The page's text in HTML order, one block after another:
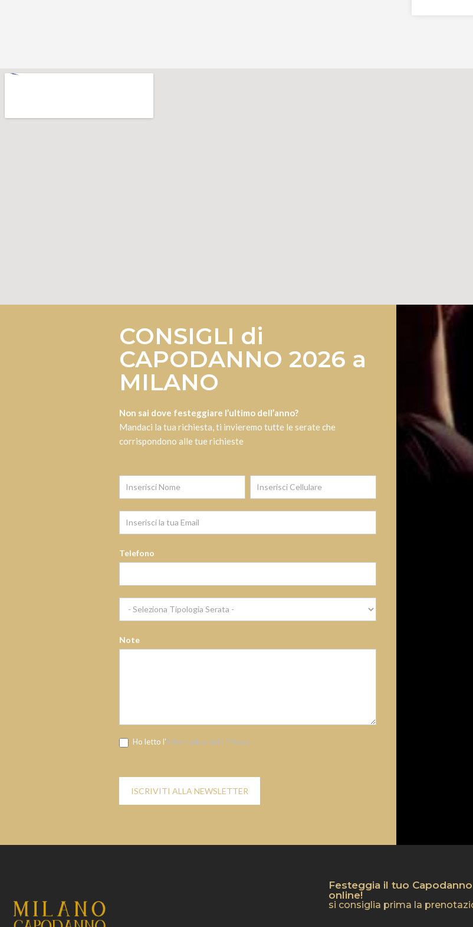
CONSIGLI di
CAPODANNO 2026 a
MILANO
Non sai dove festeggiare l’ultimo dell’anno?
Mandaci la tua richiesta, ti invieremo tutte le serate che
corrispondono alle tue richieste
Iscrizione
Newsletter
Telefono
Note
Ho letto l'Informativa sulla Privacy
ISCRIVITI ALLA NEWSLETTER
Festeggia il tuo
online!
si consiglia prima la